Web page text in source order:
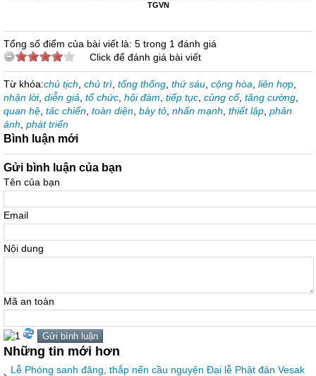
TGVN
Tổng số điểm của bài viết là: 5 trong 1 đánh giá
Click để đánh giá bài viết
Từ khóa:chủ tịch chủ trì tổng thống thứ sáu cộng hòa liên hợp
nhận lời, diễn giả tổ chức hội đàm tiếp tục củng cố, tăng cường
quan hệ tác chiến toàn diện bày tỏ nhấn mạnh thiết lập phản
ánh phát triển
Bình luận mới
Gửi bình luận của bạn
Tên của bạn
Email
Nội dung
Mã an toàn
Những tin mới hơn
Lễ Phóng sanh đăng, thắp nến cầu nguyện Đại lễ Phật đản Vesak